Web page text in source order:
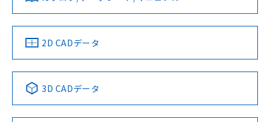
ソフトウェアの使用条件
中国 RoHS 注意事項・凡例
Pb Hg Cd Cr(VI)
LR型式承認
（イギリス
船舶規格）
DNV型式承認
（ノルウェー
BV型式承認
（フランス
KR型式
（韓国
No No No No
この製品の規格認証/適合状況ページへ
その他の認証はこちらのページからご検索ください
2D CADデータ
3D CADデータ